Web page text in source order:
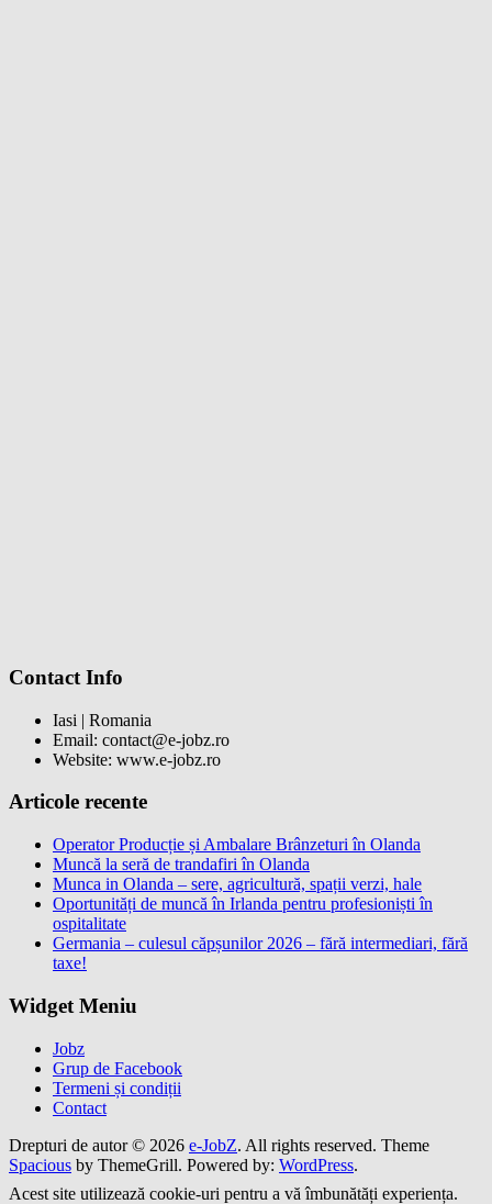
Contact Info
Iasi | Romania
Email: contact@e-jobz.ro
Website: www.e-jobz.ro
Articole recente
Operator Producție și Ambalare Brânzeturi în Olanda
Muncă la seră de trandafiri în Olanda
Munca in Olanda – sere, agricultură, spații verzi, hale
Oportunități de muncă în Irlanda pentru profesioniști în
ospitalitate
Germania – culesul căpșunilor 2026 – fără intermediari, fără
taxe!
Widget Meniu
Jobz
Grup de Facebook
Termeni și condiții
Contact
Drepturi de autor © 2026 e-JobZ. All rights reserved. Theme
Spacious by ThemeGrill. Powered by: WordPress.
Acest site utilizează cookie-uri pentru a vă îmbunătăți experiența.